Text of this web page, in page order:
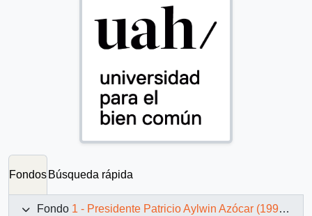
Fondos Búsqueda rápida
Fondo 1 - Presidente Patricio Aylwin Azócar (1990-1994)